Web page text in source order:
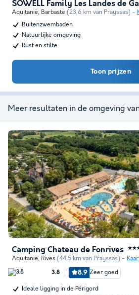
SOWELL Family Les Landes de
Aquitanië, Barbaste (23,6 km van Prayssas)
Buitenzwembaden
Natuurlijke omgeving
Rust en stilte
Toon prijzen
Meer resultaten in de omgeving
Camping Chateau de Fonrives
Aquitanië, Rives (44,5 km van Prayssas)
3.8 8.9 Zeer goed
Ideale ligging in de Périgord